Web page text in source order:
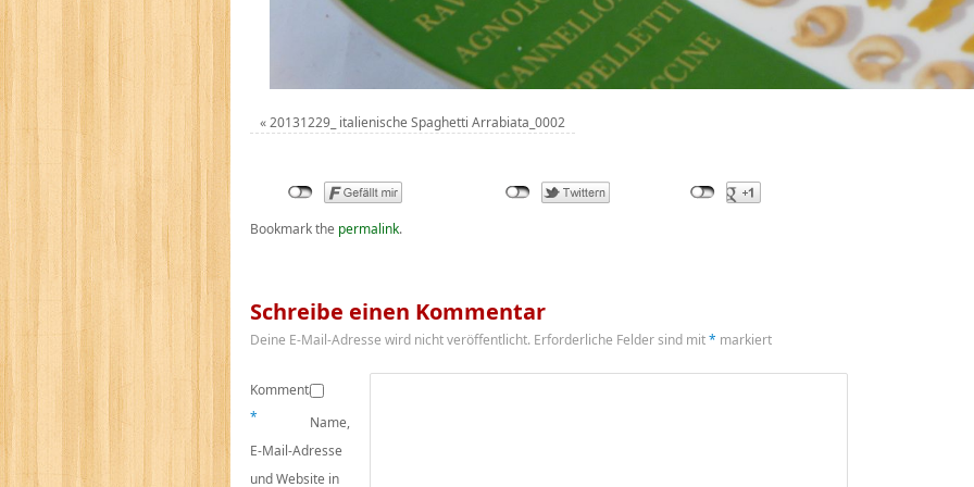
«20131229_ italienische Spaghetti Arrabiata_0002
Bookmark the permalink.
Schreibe einen Kommentar
Deine E-Mail-Adresse wird nicht veröffentlicht. Erforderliche Felder sind mit* markiert
Kommentar
*
Name,
E-Mail-Adresse
und Website in